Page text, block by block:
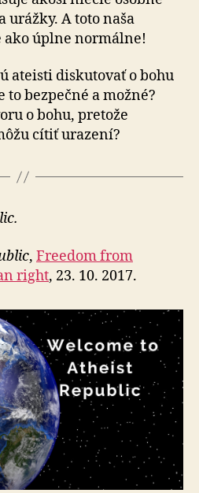
urážky. A toto naša
ako úplne normálne!
ateisti diskutovať o bohu
to bezpečné a možné?
o bohu, pretože
cítiť urazení?
, Freedom from
right, 23. 10. 2017.